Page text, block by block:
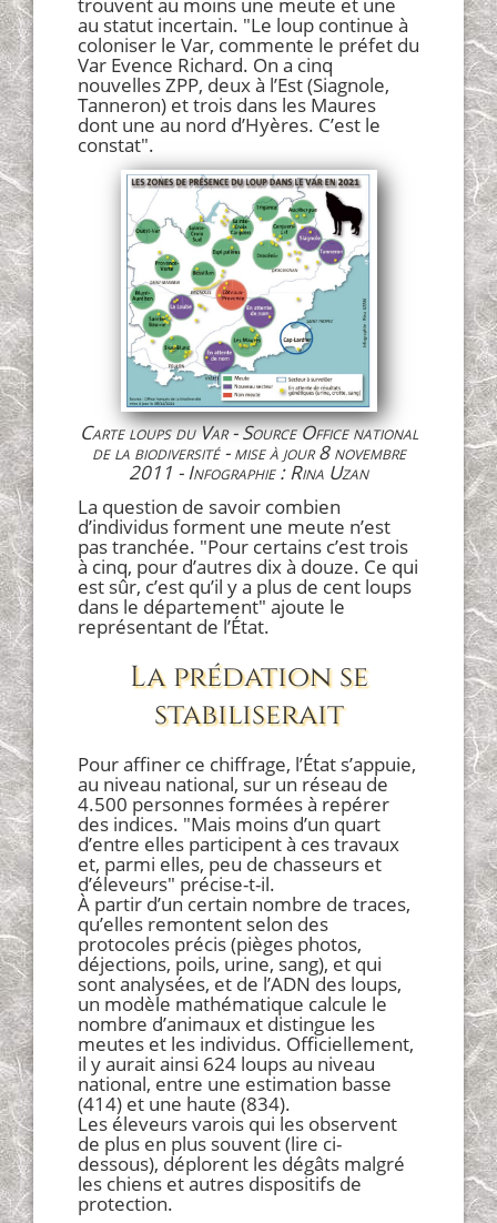
au statut incertain. "Le loup continue à
coloniser le Var, commente le préfet du
Var Evence Richard. On a cinq
nouvelles ZPP, deux à l’Est (Siagnole,
Tanneron) et trois dans les Maures
dont une au nord d’Hyères. C’est le
constat".
Carte loups du Var - Source Office national
de la biodiversité - mise à jour 8 novembre
2011 - Infographie : Rina Uzan
La question de savoir combien
d’individus forment une meute n’est
pas tranchée. "Pour certains c’est trois
à cinq, pour d’autres dix à douze. Ce qui
est sûr, c’est qu’il y a plus de cent loups
dans le département" ajoute le
représentant de l’État.
La prédation se
stabiliserait
Pour affiner ce chiffrage, l’État s’appuie,
au niveau national, sur un réseau de
4.500 personnes formées à repérer
des indices. "Mais moins d’un quart
d’entre elles participent à ces travaux
et, parmi elles, peu de chasseurs et
d’éleveurs" précise-t-il.
À partir d’un certain nombre de traces,
qu’elles remontent selon des
protocoles précis (pièges photos,
déjections, poils, urine, sang), et qui
sont analysées, et de l’ADN des loups,
un modèle mathématique calcule le
nombre d’animaux et distingue les
meutes et les individus. Officiellement,
il y aurait ainsi 624 loups au niveau
national, entre une estimation basse
(414) et une haute (834).
Les éleveurs varois qui les observent
de plus en plus souvent (lire ci-
dessous), déplorent les dégâts malgré
les chiens et autres dispositifs de
protection.